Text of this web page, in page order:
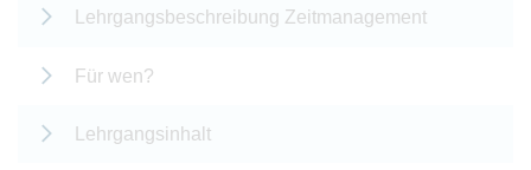
Lehrgangsbeschreibung Zeitmanagement
Für wen?
Lehrgangsinhalt